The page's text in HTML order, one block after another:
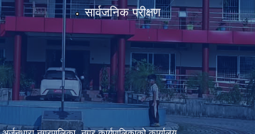
सार्वजनिक परीक्षण